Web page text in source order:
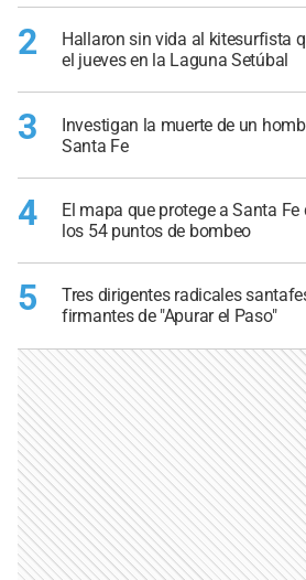
2
Hallaron sin vida al kitesurfista
el jueves en la Laguna Setúbal
3
Investigan la muerte de un
Santa Fe
4
El mapa que protege a Santa
los 54 puntos de bombeo
5
Tres dirigentes radicales
firmantes de "Apurar el Paso"